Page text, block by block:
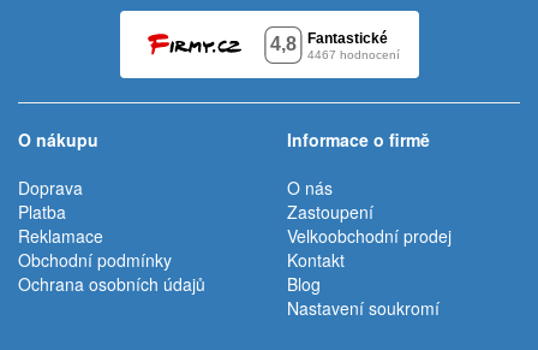
O nákupu
Doprava
Platba
Reklamace
Obchodní podmínky
Ochrana osobních údajů
Informace o firmě
O nás
Zastoupení
Velkoobchodní prodej
Kontakt
Blog
Nastavení soukromí